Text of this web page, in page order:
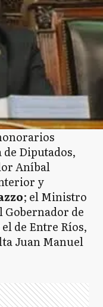
Diputados,
Aníbal
y
; el Ministro
Gobernador de
el de Entre Ríos,
Juan Manuel